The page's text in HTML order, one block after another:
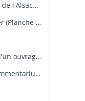
Ruines de Dusenbach (Planche des "Antiquités de l'Alsace" de Golbéry, n° 5
Vue générale de l'ancienne église de Guebwiller (Planche des "Antiquités de l'Alsace" de Golbéry, n° 27
Colmaria, vulgo Kolmar. Vue cavalière (Extrait d'un ouvrage de géographie de Braun u. Hogenberg, vers 1575). Texte français au verso.
Colmar. Vue cavalière (Extrait de H. Bertius, Commentarium Rerum Germanicarum, liber III, p. 500. Amsterdam 1616). Texte latin